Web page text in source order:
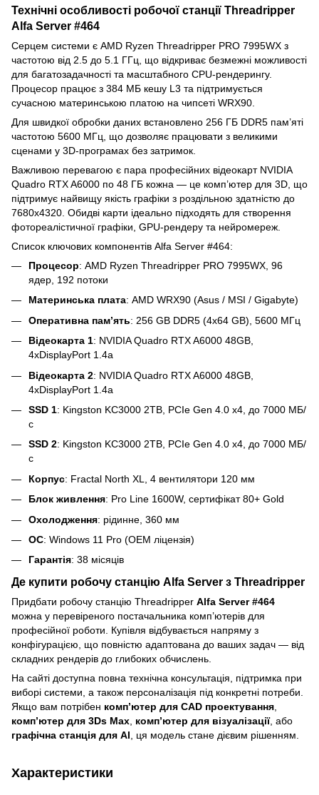
Технічні особливості робочої станції Threadripper
Alfa Server #464
Серцем системи є AMD Ryzen Threadripper PRO 7995WX з
частотою від 2.5 до 5.1 ГГц, що відкриває безмежні можливості
для багатозадачності та масштабного CPU-рендерингу.
Процесор працює з 384 МБ кешу L3 та підтримується
сучасною материнською платою на чипсеті WRX90.
Для швидкої обробки даних встановлено 256 ГБ DDR5 пам’яті
частотою 5600 МГц, що дозволяє працювати з великими
сценами у 3D-програмах без затримок.
Важливою перевагою є пара професійних відеокарт NVIDIA
Quadro RTX A6000 по 48 ГБ кожна — це комп’ютер для 3D, що
підтримує найвищу якість графіки з роздільною здатністю до
7680x4320. Обидві карти ідеально підходять для створення
фотореалістичної графіки, GPU-рендеру та нейромереж.
Список ключових компонентів Alfa Server #464:
Процесор: AMD Ryzen Threadripper PRO 7995WX, 96
ядер, 192 потоки
Материнська плата: AMD WRX90 (Asus / MSI / Gigabyte)
Оперативна памʼять: 256 GB DDR5 (4х64 GB), 5600 МГц
Відеокарта 1: NVIDIA Quadro RTX A6000 48GB,
4xDisplayPort 1.4a
Відеокарта 2: NVIDIA Quadro RTX A6000 48GB,
4xDisplayPort 1.4a
SSD 1: Kingston KC3000 2TB, PCIe Gen 4.0 x4, до 7000 МБ/
с
SSD 2: Kingston KC3000 2TB, PCIe Gen 4.0 x4, до 7000 МБ/
с
Корпус: Fractal North XL, 4 вентилятори 120 мм
Блок живлення: Pro Line 1600W, сертифікат 80+ Gold
Охолодження: рідинне, 360 мм
ОС: Windows 11 Pro (OEM ліцензія)
Гарантія: 38 місяців
Де купити робочу станцію Alfa Server з Threadripper
Придбати робочу станцію Threadripper Alfa Server #464
можна у перевіреного постачальника комп’ютерів для
професійної роботи. Купівля відбувається напряму з
конфігурацією, що повністю адаптована до ваших задач — від
складних рендерів до глибоких обчислень.
На сайті доступна повна технічна консультація, підтримка при
виборі системи, а також персоналізація під конкретні потреби.
Якщо вам потрібен комп’ютер для CAD проектування
комп’ютер для 3Ds Max комп’ютер для візуалізації, або
графічна станція для AI , ця модель стане дієвим рішенням.
Характеристики